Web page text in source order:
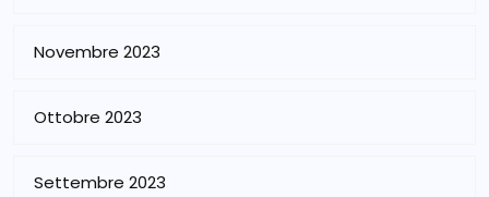
Novembre 2023
Ottobre 2023
Settembre 2023